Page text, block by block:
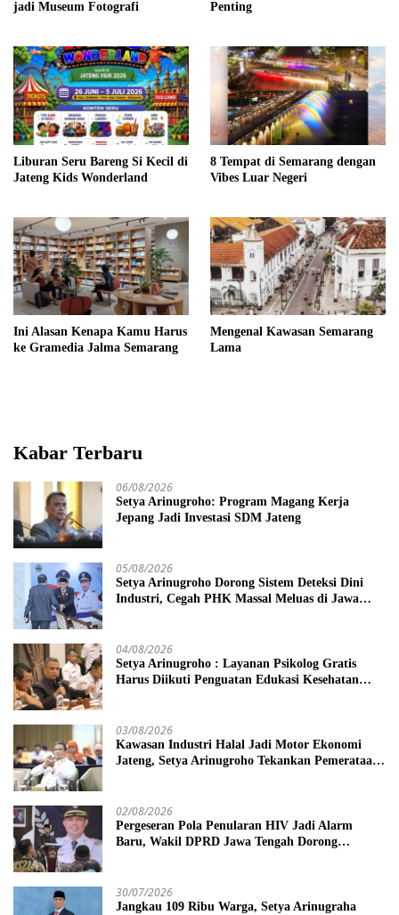
jadi Museum Fotografi Penting
Liburan Seru Bareng Si Kecil di
Jateng Kids Wonderland
8 Tempat di Semarang dengan
Vibes Luar Negeri
Ini Alasan Kenapa Kamu Harus
ke Gramedia Jalma Semarang
Mengenal Kawasan Semarang
Lama
Kabar Terbaru
06/08/2026
Setya Arinugroho: Program Magang Kerja
Jepang Jadi Investasi SDM Jateng
05/08/2026
Setya Arinugroho Dorong Sistem Deteksi Dini
Industri, Cegah PHK Massal Meluas di Jawa
04/08/2026
Setya Arinugroho : Layanan Psikolog Gratis
Harus Diikuti Penguatan Edukasi Kesehatan
03/08/2026
Kawasan Industri Halal Jadi Motor Ekonomi
Jateng, Setya Arinugroho Tekankan Pemerataan
02/08/2026
Pergeseran Pola Penularan HIV Jadi Alarm
Baru, Wakil DPRD Jawa Tengah Dorong
30/07/2026
Jangkau 109 Ribu Warga, Setya Arinugraha